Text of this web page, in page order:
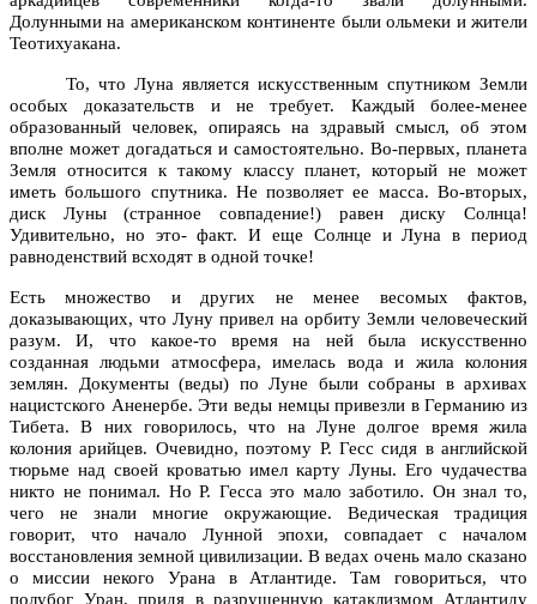
Долунными на американском континенте были ольмеки и жители
Теотихуакана.
То, что Луна является искусственным спутником Земли
особых доказательств и не требует. Каждый более‑менее
образованный человек, опираясь на здравый смысл, об этом
вполне может догадаться и самостоятельно. Во‑первых, планета
Земля относится к такому классу планет, который не может
иметь большого спутника. Не позволяет ее масса. Во‑вторых,
диск Луны (странное совпадение!) равен диску Солнца!
Удивительно, но это‑ факт. И еще Солнце и Луна в период
равноденствий всходят в одной точке!
Есть множество и других не менее весомых фактов,
доказывающих, что Луну привел на орбиту Земли человеческий
разум. И, что какое‑то время на ней была искусственно
созданная людьми атмосфера, имелась вода и жила колония
землян. Документы (веды) по Луне были собраны в архивах
нацистского Аненербе. Эти веды немцы привезли в Германию из
Тибета. В них говорилось, что на Луне долгое время жила
колония арийцев. Очевидно, поэтому Р. Гесс сидя в английской
тюрьме над своей кроватью имел карту Луны. Его чудачества
никто не понимал. Но Р. Гесса это мало заботило. Он знал то,
чего не знали многие окружающие. Ведическая традиция
говорит, что начало Лунной эпохи, совпадает с началом
восстановления земной цивилизации. В ведах очень мало сказано
о миссии некого Урана в Атлантиде. Там говориться, что
полубог Уран, придя в разрушенную катаклизмом Атлантиду